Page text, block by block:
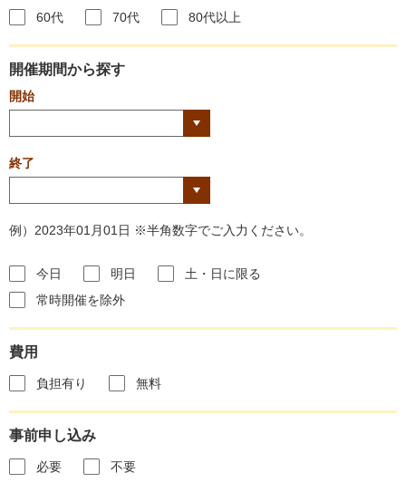
60代
70代 80代以上
開催期間から探す
開始
終了
例）2023年01月01日 ※半角数字でご入力ください。
今日 明日
土・日に限る
常時開催を除外
費用
負担有り 無料
事前申し込み
必要 不要